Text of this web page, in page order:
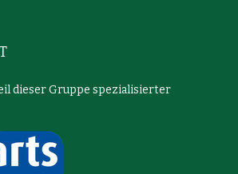
dieser Gruppe spezialisierter